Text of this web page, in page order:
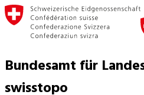
Bundesamt für
swisstopo